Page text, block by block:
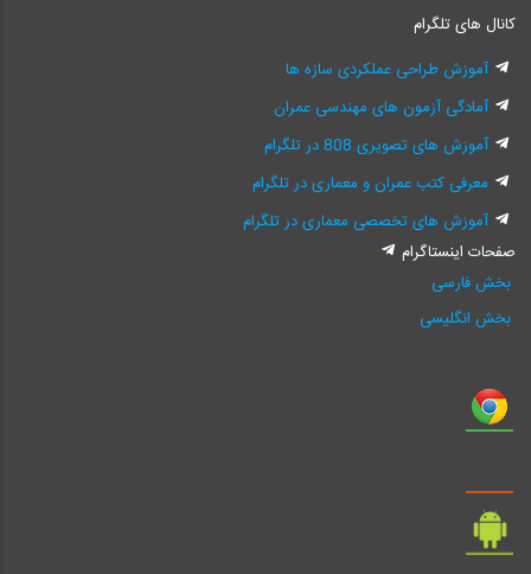
کانال های تلگرام
آموزش طراحی عملکردی سازه ها
آمادگی آزمون های مهندسی عمران
آموزش های تصویری 808 در تلگرام
معرفی کتب عمران و معماری در تلگرام
آموزش های تخصصی معماری در تلگرام
صفحات اینستاگرام
بخش فارسی
بخش انگلیسی